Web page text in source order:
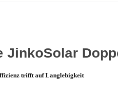
trifft auf Langlebigkeit